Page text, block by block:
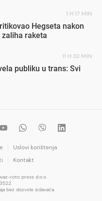
1 H 17 MIN
Hegseta nakon
raketa
11 H 32 MIN
publiku u trans: Svi
Uslovi korištenja
Kontakt
roto press d.o.o.
bez dozvole izdavača.